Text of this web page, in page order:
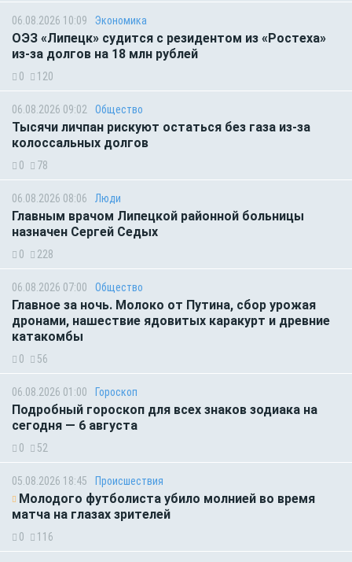
06.08.2026 10:09 Экономика
ОЭЗ «Липецк» судится с резидентом из «Ростеха»
из-за долгов на 18 млн рублей
0 120
06.08.2026 09:02 Общество
Тысячи личпан рискуют остаться без газа из-за
колоссальных долгов
0 78
06.08.2026 08:06 Люди
Главным врачом Липецкой районной больницы
назначен Сергей Седых
0 228
06.08.2026 07:00 Общество
Главное за ночь. Молоко от Путина, сбор урожая
дронами, нашествие ядовитых каракурт и древние
катакомбы
0 56
06.08.2026 01:00 Гороскоп
Подробный гороскоп для всех знаков зодиака на
сегодня — 6 августа
0 52
05.08.2026 18:45 Происшествия
Молодого футболиста убило молнией во время
матча на глазах зрителей
0 116